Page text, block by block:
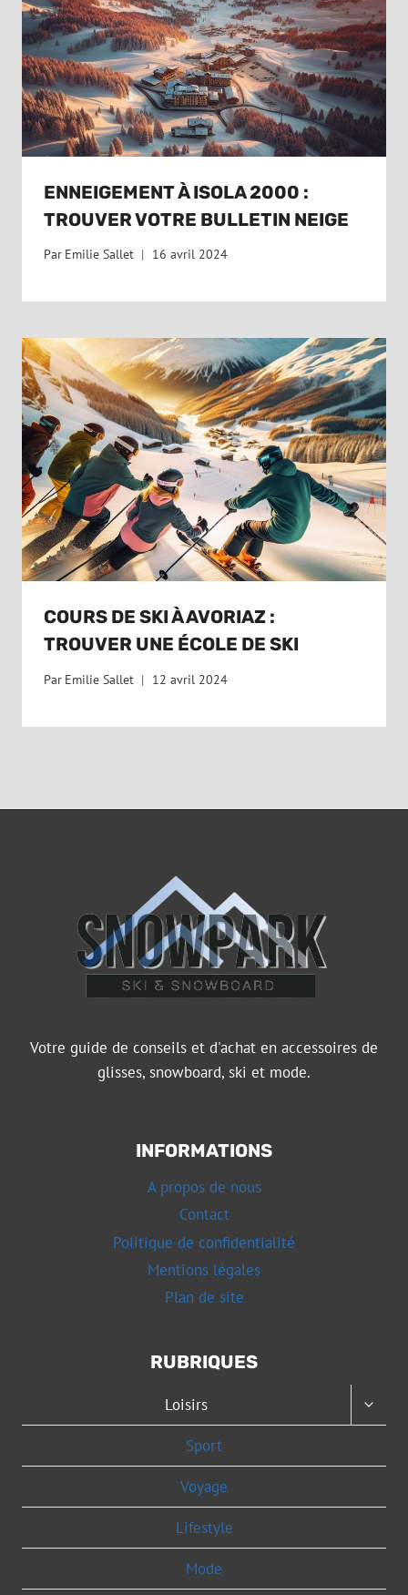
ENNEIGEMENT À ISOLA 2000 :
TROUVER VOTRE BULLETIN NEIGE
Par Emilie Sallet 16 avril 2024
COURS DE SKI À AVORIAZ :
TROUVER UNE ÉCOLE DE SKI
Par Emilie Sallet 12 avril 2024
Votre guide de conseils et d'achat en accessoires de
glisses, snowboard, ski et mode.
INFORMATIONS
A propos de nous
Contact
Politique de confidentialité
Mentions légales
Plan de site
RUBRIQUES
Loisirs
Sport
Voyage
Lifestyle
Mode